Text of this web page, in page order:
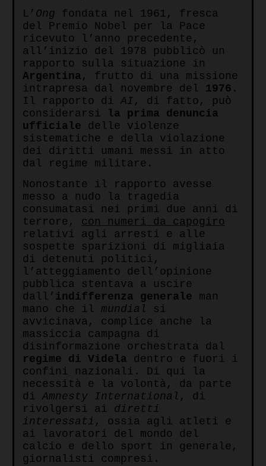
L’ Ong fondata nel 1961, fresca
del Premio Nobel per la Pace
ricevuto l’anno precedente,
all’inizio del 1978 pubblicò un
rapporto sulla situazione in
Argentina , frutto di una missione
intrapresa dal novembre del 1976 .
Il rapporto di AI , di fatto, può
considerarsi
la prima denuncia
ufficiale delle violenze
sistematiche e della violazione
dei diritti umani messi in atto
dal regime militare.
Nonostante il rapporto avesse
messo a nudo la tragedia
consumatasi nei primi due anni di
terrore, con numeri da capogiro
relativi agli arresti e alle
sospette sparizioni di migliaia
di detenuti politici,
l’atteggiamento dell’opinione
pubblica stentava a uscire
dall’ indifferenza generale man
mano che il mundial si
avvicinava, complice anche la
massiccia campagna di
disinformazione orchestrata dal
regime di Videla dentro e fuori i
confini nazionali. Di qui la
necessità e la volontà, da parte
di Amnesty International , di
rivolgersi ai diretti
interessati , ossia agli atleti e
ai lavoratori del mondo del
calcio e dello sport in generale,
giornalisti compresi.